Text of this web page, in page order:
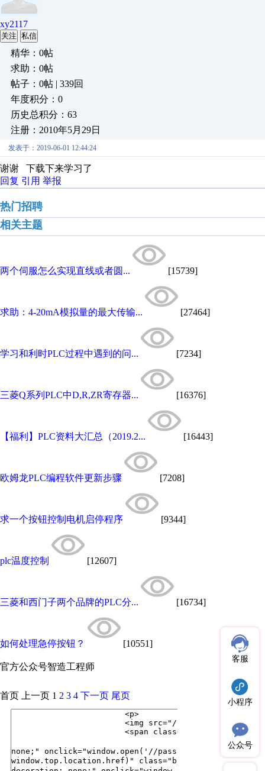
xy2117
关注 私信
精华：0帖
求助：0帖
帖子：0帖 | 339回
年度积分：0
历史总积分：63
注册：2010年5月29日
发表于：2019-06-01 12:44:24
谢谢 下载下来学习了
回复 引用 举报
热门招聘
相关主题
两个伺服怎么实现直线或者圆... [15739]
求助：4-20mA模拟量的最大传输... [27464]
学习和利时PLC过程中遇到的问... [7234]
三菱Q系列PLC中D,R,ZR寄存器... [16376]
【福利】PLC资料大汇总（2019.2... [16443]
欧姆龙PLC编程软件更新步骤 [7208]
求一个按钮控制电机启停程序 [9344]
plc温度控制 [12607]
三菱和西门子两个品牌的PLC分... [16734]
如何处理急停按钮？ [10551]
官方公众号智造工程师
客服
小程序
公众号
首页 上一页 1 2 3 4 下一页 尾页